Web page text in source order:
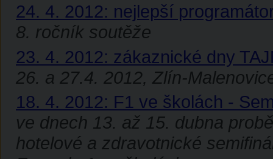
24. 4. 2012: nejlepší
8. ročník soutěže
23. 4. 2012: zákaznické dny
26. a 27.4. 2012, Zlín-
18. 4. 2012: F1 ve školách -
ve dnech 13. až 15. dubna
hotelové a zdravotnické